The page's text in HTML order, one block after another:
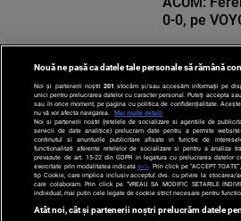
SPORT
0-0, pe
Nouă ne pasă ca datele tale personale să rămână
Noi și partenerii noștri 201 stocăm și/sau accesăm informații pe
unici pentru prelucrarea datelor cu caracter personal. Puteți accepta
sau în orice moment, pe pagina cu politica de confidențialitate.
nu vă vor afecta navigarea.
Mai multe detalii
Noi si partenerii nostri (retelele de socializare si agentiile de
servicii de date analitice) prelucram date pentru a permite
continutul si anunturile publicitare afisate in functie de
functionalitati aferente retelelor de socializare si pentru a analiza
prevazute de art. 15-22 din GDPR in legatura cu prelucrarea datelor
exercitate prin modalitatea indicataaici . Prin click pe “ACCEPT
tip Cookie, care implica inclusiv acceptul dvs. cu privire la stocarea/
care colaboram. Prin click pe “VREAU SA MODIFIC SETARILE
individual, mai putin cele legate de cookie strict necesare pentru
Atât noi, cât și partenerii noștri prelucrăm datele